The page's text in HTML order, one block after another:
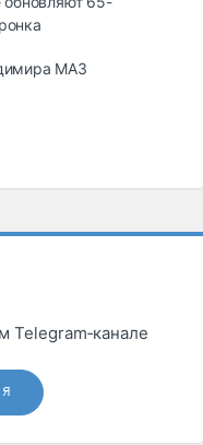
МАЗ
Telegram‑канале